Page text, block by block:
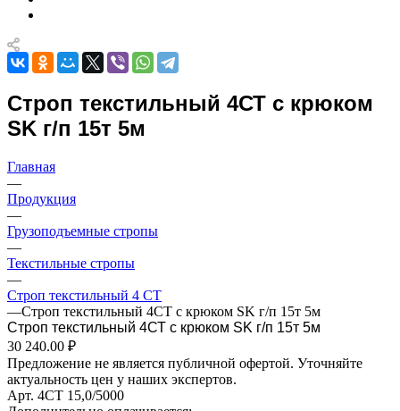
Строп текстильный 4СТ с крюком
SK г/п 15т 5м
Главная
—
Продукция
—
Грузоподъемные стропы
—
Текстильные стропы
—
Строп текстильный 4 СТ
—Строп текстильный 4СТ с крюком SK г/п 15т 5м
Строп текстильный 4СТ с крюком SK г/п 15т 5м
30 240.00 ₽
Предложение не является публичной офертой. Уточняйте
актуальность цен у наших экспертов.
Арт. 4СТ 15,0/5000